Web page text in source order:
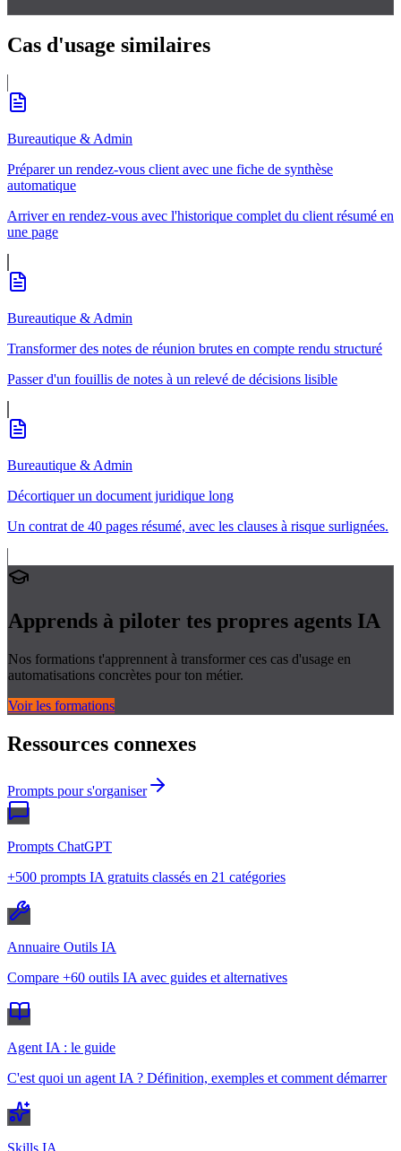
Cas d'usage similaires
Bureautique & Admin
Préparer un rendez-vous client avec une fiche de synthèse
automatique
Arriver en rendez-vous avec l'historique complet du client résumé en
une page
Bureautique & Admin
Transformer des notes de réunion brutes en compte rendu structuré
Passer d'un fouillis de notes à un relevé de décisions lisible
Bureautique & Admin
Décortiquer un document juridique long
Un contrat de 40 pages résumé, avec les clauses à risque surlignées.
Apprends à piloter tes propres agents IA
Nos formations t'apprennent à transformer ces cas d'usage en
automatisations concrètes pour ton métier.
Voir les formations
Ressources connexes
Prompts pour s'organiser
Prompts ChatGPT
+500 prompts IA gratuits classés en 21 catégories
Annuaire Outils IA
Compare +60 outils IA avec guides et alternatives
Agent IA : le guide
C'est quoi un agent IA ? Définition, exemples et comment démarrer